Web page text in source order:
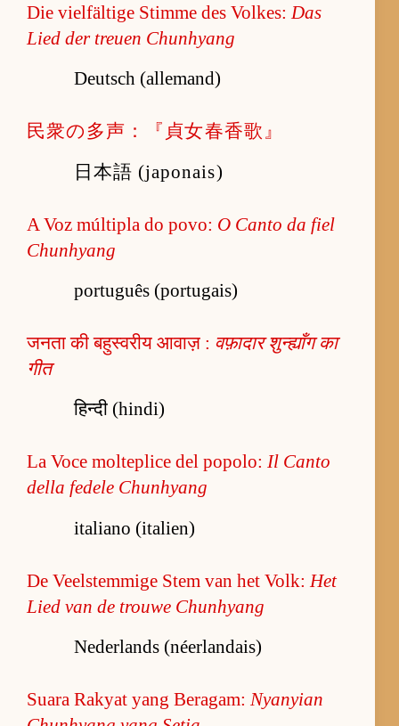
Die vielfältige Stimme des Volkes:Das
Lied der treuen Chunhyang
Deutsch (allemand)
民衆の多声：『貞女春香歌』
日本語 (japonais)
A Voz múltipla do povo: O Canto da fiel
Chunhyang
português (portugais)
जनता की बहुस्वरीय आवाज़ : वफ़ादार शुन्ह्याँग का
गीत
हिन्दी (hindi)
La Voce molteplice del popolo: Il Canto
della fedele Chunhyang
italiano (italien)
De Veelstemmige Stem van het Volk: Het
Lied van de trouwe Chunhyang
Nederlands (néerlandais)
Suara Rakyat yang Beragam: Nyanyian